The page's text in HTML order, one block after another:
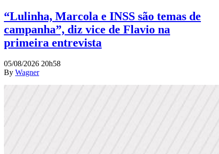
“Lulinha, Marcola e INSS são temas de
campanha”, diz vice de Flavio na
primeira entrevista
05/08/2026 20h58
By Wagner